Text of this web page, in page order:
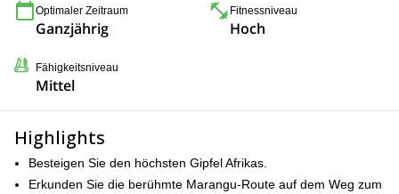
Optimaler Zeitraum
Ganzjährig
Fitnessniveau
Hoch
Fähigkeitsniveau
Mittel
Highlights
Besteigen Sie den höchsten Gipfel Afrikas.
Erkunden Sie die berühmte Marangu-Route auf dem Weg zum